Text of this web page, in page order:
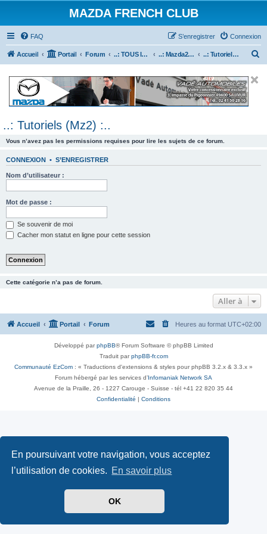
En poursuivant votre navigation, vous acceptez
l’utilisation de cookies. En savoir plus
OK
MAZDA FRENCH CLUB
FAQ Connexion
S’enregistrer
Accueil Portail Forum ..: TOUS les Véhicules MAZDA :.. ..: Mazda2 :.. ..: Tutoriels (Mz2) :..
e
..: Tutoriels (Mz2) :..
Vous n’avez pas les permissions requises pour lire les sujets de ce forum.
CONNEXION • S’ENREGISTRER
Nom d’utilisateur :
Mot de passe :
Se souvenir de moi
Cacher mon statut en ligne pour cette session
Cette catégorie n’a pas de forum.
Aller à
Accueil Portail Forum Heures au format UTC+02:00
Développé parphpBB® Forum Software © phpBB Limited
Traduit parphpBB-fr.com
Communauté EzCom : « Traductions d'extensions & styles pour phpBB 3.2.x & 3.3.x »
Forum hébergé par les services d’ Infomaniak Network SA
Avenue de la Praille, 26 - 1227 Carouge - Suisse - tél +41 22 820 35 44
Confidentialité
Conditions